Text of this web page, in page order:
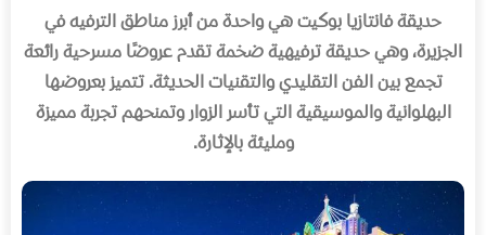
حديقة فانتازيا بوكيت هي واحدة من أبرز مناطق الترفيه في
الجزيرة، وهي حديقة ترفيهية ضخمة تقدم عروضًا مسرحية رائعة
تجمع بين الفن التقليدي والتقنيات الحديثة.تتميز بعروضها
البهلوانية والموسيقية التي تأسر الزوار وتمنحهم تجربة مميزة
ومليئة بالإثارة.